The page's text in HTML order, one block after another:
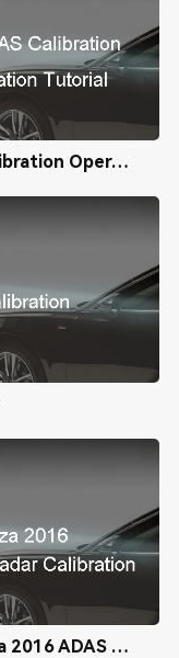
Honda 2018 ACCORD ADAS Calibration Operation Tutorial
SUBARU North America Impreza 2016 ADAS Radar Calibration